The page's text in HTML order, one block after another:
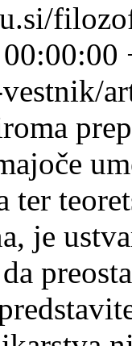
ter
je